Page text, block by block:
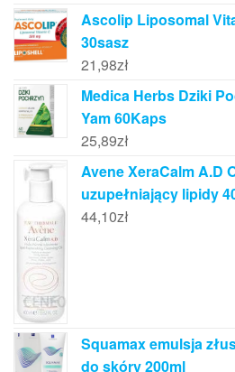
Ascolip Liposomal
30sasz
21,98zł
Medica Herbs Dziki
Yam 60Kaps
25,89zł
Avene XeraCalm A.D
uzupełniający lipidy
44,10zł
Squamax emulsja
do skóry 200ml